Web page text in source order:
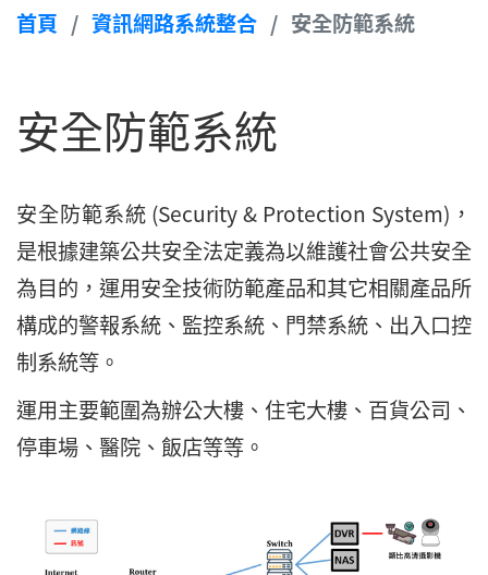
首頁 資訊網路系統整合 安全防範系統
安全防範系統
安全防範系統 (Security & Protection System)，
是根據建築公共安全法定義為以維護社會公共安全
為目的，運用安全技術防範產品和其它相關產品所
構成的警報系統、監控系統、門禁系統、出入口控
制系統等。
運用主要範圍為辦公大樓、住宅大樓、百貨公司、
停車場、醫院、飯店等等。